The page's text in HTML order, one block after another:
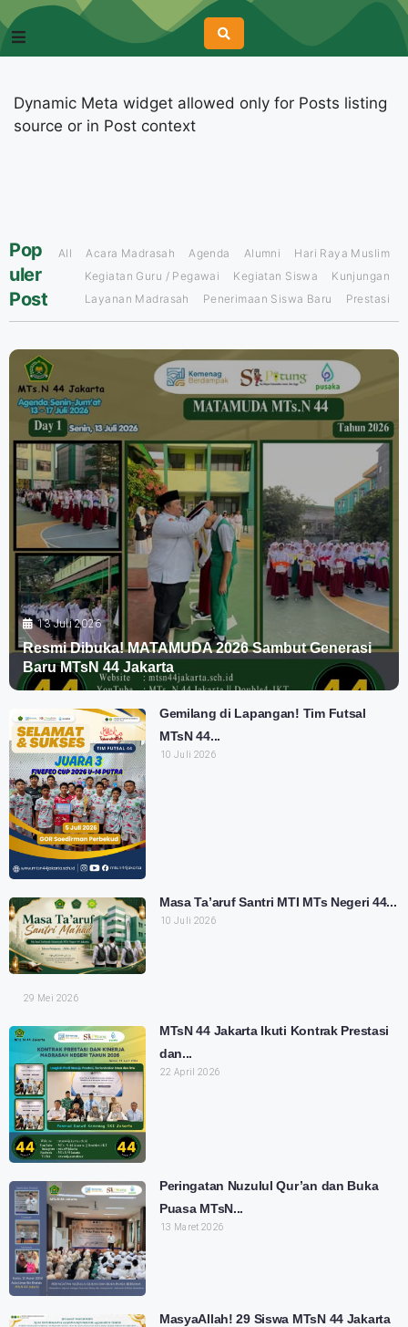
Dynamic Meta widget allowed only for Posts listing
source or in Post context
Pop
uler
Post
All Acara Madrasah Agenda Alumni
Hari Raya Muslim
Kegiatan Guru / Pegawai
Kegiatan Siswa
Kunjungan
Layanan Madrasah
Penerimaan Siswa Baru Prestasi
13 Juli 2026
Resmi Dibuka! MATAMUDA 2026 Sambut Generasi
Baru MTsN 44 Jakarta
Gemilang di Lapangan! Tim Futsal
MTsN 44...
10 Juli 2026
Masa Ta’aruf Santri MTI MTs Negeri 44...
10 Juli 2026
29 Mei 2026
MTsN 44 Jakarta Ikuti Kontrak Prestasi
dan...
22 April 2026
Peringatan Nuzulul Qur’an dan Buka
Puasa MTsN...
13 Maret 2026
MasyaAllah! 29 Siswa MTsN 44 Jakarta